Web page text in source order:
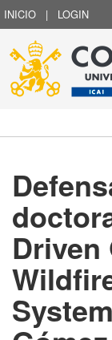
INICIO | LOGIN